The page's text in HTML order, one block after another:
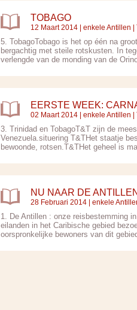
TOBAGO
12 Maart 2014 | enkele Antillen |
5. TobagoTobago is het op één na
bergachtig met steile rotskusten. In
verlengde van de monding van de
EERSTE WEEK:
02 Maart 2014 | enkele Antillen |
3. Trinidad en TobagoT&T zijn de
Venezuela.situering T&THet staatje
bewoonde, rotsen.T&THet geheel is
NU NAAR DE
28 Februari 2014 | enkele
1. De Antillen : onze reisbestemming
eilanden in het Caribische gebied
oorspronkelijke bewoners van dit